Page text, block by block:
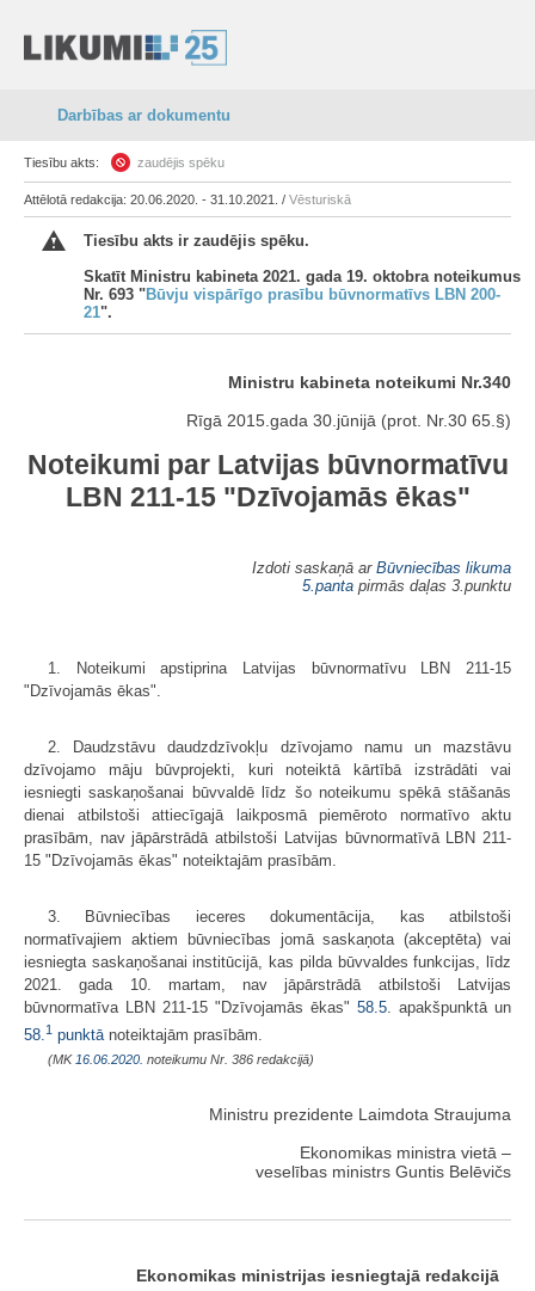
Darbības ar dokumentu
Tiesību akts: zaudējis spēku
Attēlotā redakcija: 20.06.2020. - 31.10.2021. / Vēsturiskā
Tiesību akts ir zaudējis spēku.
Skatīt Ministru kabineta 2021. gada 19. oktobra noteikumus
Nr. 693 "Būvju vispārīgo prasību būvnormatīvs LBN 200-
21".
Ministru kabineta noteikumi Nr.340
Rīgā 2015.gada 30.jūnijā (prot. Nr.30 65.§)
Noteikumi par Latvijas būvnormatīvu
LBN 211-15 "Dzīvojamās ēkas"
Izdoti saskaņā ar Būvniecības likuma
5.panta pirmās daļas 3.punktu
1. Noteikumi apstiprina Latvijas būvnormatīvu LBN 211-15
"Dzīvojamās ēkas".
2. Daudzstāvu daudzdzīvokļu dzīvojamo namu un mazstāvu
dzīvojamo māju būvprojekti, kuri noteiktā kārtībā izstrādāti vai
iesniegti saskaņošanai būvvaldē līdz šo noteikumu spēkā stāšanās
dienai atbilstoši attiecīgajā laikposmā piemēroto normatīvo aktu
prasībām, nav jāpārstrādā atbilstoši Latvijas būvnormatīvā LBN 211-
15 "Dzīvojamās ēkas" noteiktajām prasībām.
3. Būvniecības ieceres dokumentācija, kas atbilstoši
normatīvajiem aktiem būvniecības jomā saskaņota (akceptēta) vai
iesniegta saskaņošanai institūcijā, kas pilda būvvaldes funkcijas, līdz
2021. gada 10. martam, nav jāpārstrādā atbilstoši Latvijas
būvnormatīva LBN 211-15 "Dzīvojamās ēkas" 58.5 . apakšpunktā un
58. 1 punktā noteiktajām prasībām.
(MK 16.06.2020. noteikumu Nr. 386 redakcijā)
Ministru prezidente Laimdota Straujuma
Ekonomikas ministra vietā –
veselības ministrs Guntis Belēvičs
Ekonomikas ministrijas iesniegtajā redakcijā